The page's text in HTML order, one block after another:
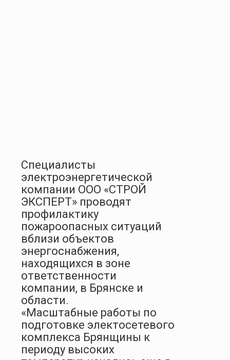
Специалисты
электроэнергетической
компании ООО «СТРОЙ
ЭКСПЕРТ» проводят
профилактику
пожароопасных ситуаций
вблизи объектов
энергоснабжения,
находящихся в зоне
ответственности
компании, в Брянске и
области.
«Масштабные работы по
подготовке электосетевого
комплекса Брянщины к
периоду высоких